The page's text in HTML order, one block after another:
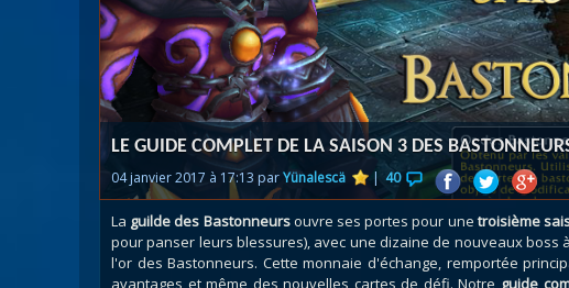
Exploration
Nazjataret
Débloquer le
Assauts à
Visions
LE GUIDE COMPLET DE LA SAISON 3 DES
04 janvier 2017 à 17:13 parYünalescä | 40
La guilde des Bastonneursouvre ses portes pour unetroisième
pour panser leurs blessures), avec une dizaine de nouveaux
l'or des Bastonneurs. Cette monnaie d'échange, remportée
avantages et même des nouvelles cartes de défi. Notre guide